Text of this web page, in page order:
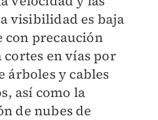
visibilidad es baja
con precaución
cortes en vías por
árboles y cables
así como la
de nubes de